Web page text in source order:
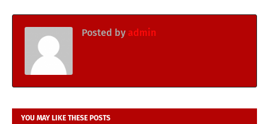
Posted by admin
YOU MAY LIKE THESE POSTS